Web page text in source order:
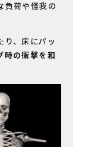
負荷や怪我の
り、床にパッ
時の衝撃を和